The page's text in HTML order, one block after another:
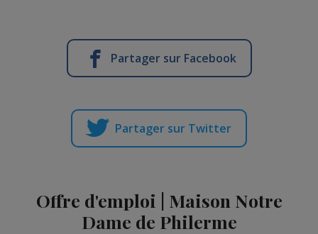
Partager sur Facebook
Partager sur Twitter
Offre d'emploi | Maison Notre
Dame de Philerme